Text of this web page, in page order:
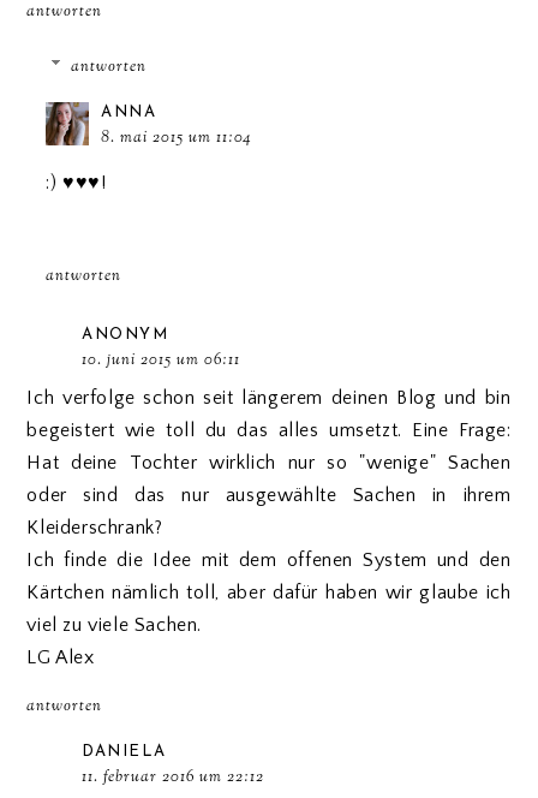
antworten
antworten
ANNA
8. mai 2015 um 11:04
:) ♥♥♥!
antworten
ANONYM
10. juni 2015 um 06:11
Ich verfolge schon seit längerem deinen Blog und bin
begeistert wie toll du das alles umsetzt. Eine Frage:
Hat deine Tochter wirklich nur so "wenige" Sachen
oder sind das nur ausgewählte Sachen in ihrem
Kleiderschrank?
Ich finde die Idee mit dem offenen System und den
Kärtchen nämlich toll, aber dafür haben wir glaube ich
viel zu viele Sachen.
LG Alex
antworten
DANIELA
11. februar 2016 um 22:12